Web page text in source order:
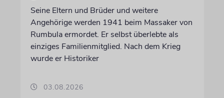
Seine Eltern und Brüder und weitere
Angehörige werden 1941 beim Massaker von
Rumbula ermordet. Er selbst überlebte als
einziges Familienmitglied. Nach dem Krieg
wurde er Historiker
03.08.2026